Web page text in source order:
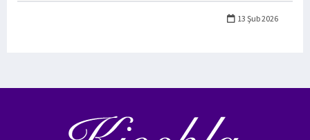
13 Şub 2026